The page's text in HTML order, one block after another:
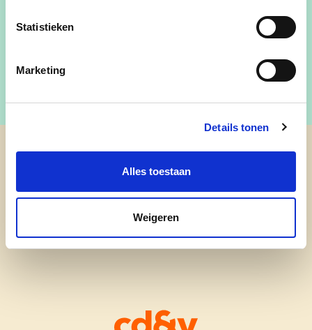
Statistieken
Marketing
Details tonen
Alles toestaan
Weigeren